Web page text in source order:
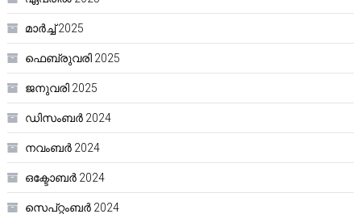
മാർച്ച്‌ 2025
ഫെബ്രുവരി 2025
ജനുവരി 2025
ഡിസംബർ 2024
നവംബർ 2024
ഒക്ടോബർ 2024
സെപ്റ്റംബർ 2024